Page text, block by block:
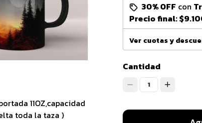
11OZ,capacidad
toda la taza )
30% OFF con
Precio final:
Ver cuotas y
Cantidad
1